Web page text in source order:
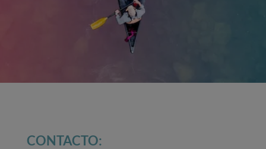
CONTACTO: